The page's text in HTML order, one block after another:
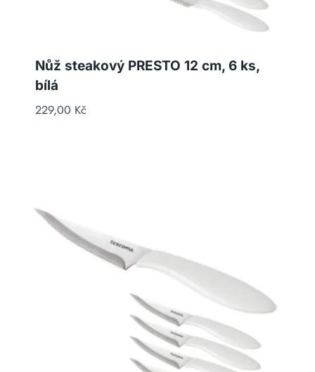
Nůž steakový PRESTO 12 cm, 6 ks,
bílá
229,00 Kč